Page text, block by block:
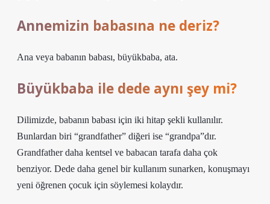
Annemizin babasına ne deriz?
Ana veya babanın babası, büyükbaba, ata.
Büyükbaba ile dede aynı şey mi?
Dilimizde, babanın babası için iki hitap şekli kullanılır.
Bunlardan biri “grandfather” diğeri ise “grandpa”dır.
Grandfather daha kentsel ve babacan tarafa daha çok
benziyor. Dede daha genel bir kullanım sunarken, konuşmayı
yeni öğrenen çocuk için söylemesi kolaydır.